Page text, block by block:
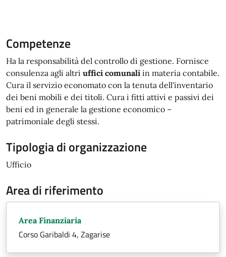
Competenze
Ha la responsabilità del controllo di gestione. Fornisce
consulenza agli altri uffici comunali in materia contabile.
Cura il servizio economato con la tenuta dell'inventario
dei beni mobili e dei titoli. Cura i fitti attivi e passivi dei
beni ed in generale la gestione economico –
patrimoniale degli stessi.
Tipologia di organizzazione
Ufficio
Area di riferimento
Area Finanziaria
Corso Garibaldi 4, Zagarise